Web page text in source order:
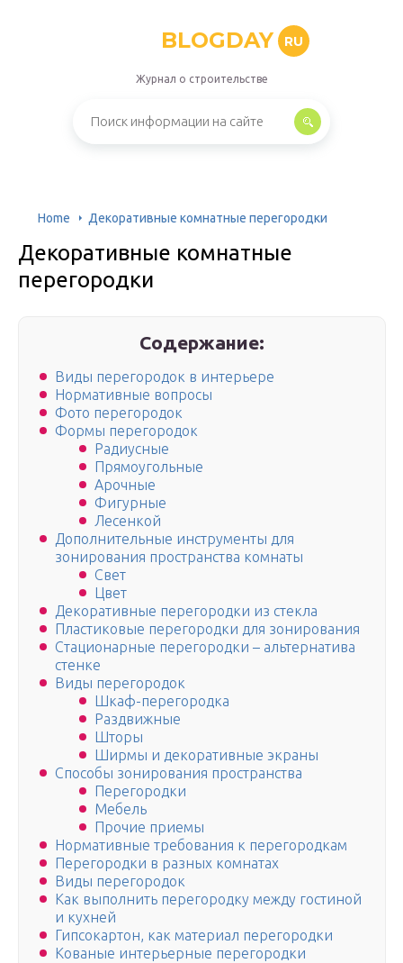
BLOGDAY RU
Журнал о строительстве
Home Декоративные комнатные перегородки
Декоративные комнатные
перегородки
Содержание:
Виды перегородок в интерьере
Нормативные вопросы
Фото перегородок
Формы перегородок
Радиусные
Прямоугольные
Арочные
Фигурные
Лесенкой
Дополнительные инструменты для
зонирования пространства комнаты
Свет
Цвет
Декоративные перегородки из стекла
Пластиковые перегородки для зонирования
Стационарные перегородки – альтернатива
стенке
Виды перегородок
Шкаф-перегородка
Раздвижные
Шторы
Ширмы и декоративные экраны
Способы зонирования пространства
Перегородки
Мебель
Прочие приемы
Нормативные требования к перегородкам
Перегородки в разных комнатах
Виды перегородок
Как выполнить перегородку между гостиной
и кухней
Гипсокартон, как материал перегородки
Кованые интерьерные перегородки